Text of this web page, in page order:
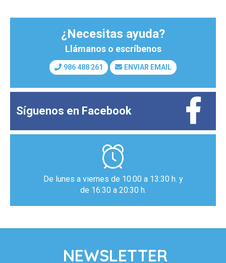
¿Necesitas ayuda?
Llámanos o escríbenos
986 488 261 ENVIAR EMAIL
Síguenos en Facebook
De lunes a viernes de 10:00 a 13:30 h. y
de 16:30 a 20:30 h.
NEWSLETTER